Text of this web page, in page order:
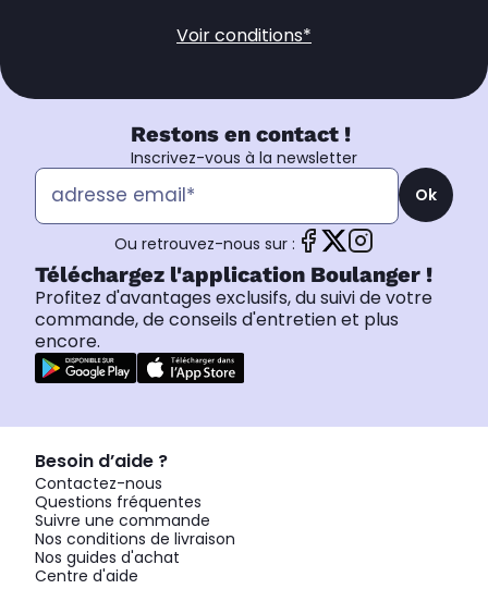
Voir conditions*
Restons en contact !
Inscrivez-vous à la newsletter
Ok
Ou retrouvez-nous sur :
Téléchargez l'application Boulanger !
Profitez d'avantages exclusifs, du suivi de votre
commande, de conseils d'entretien et plus
encore.
Besoin d’aide ?
Contactez-nous
Questions fréquentes
Suivre une commande
Nos conditions de livraison
Nos guides d'achat
Centre d'aide